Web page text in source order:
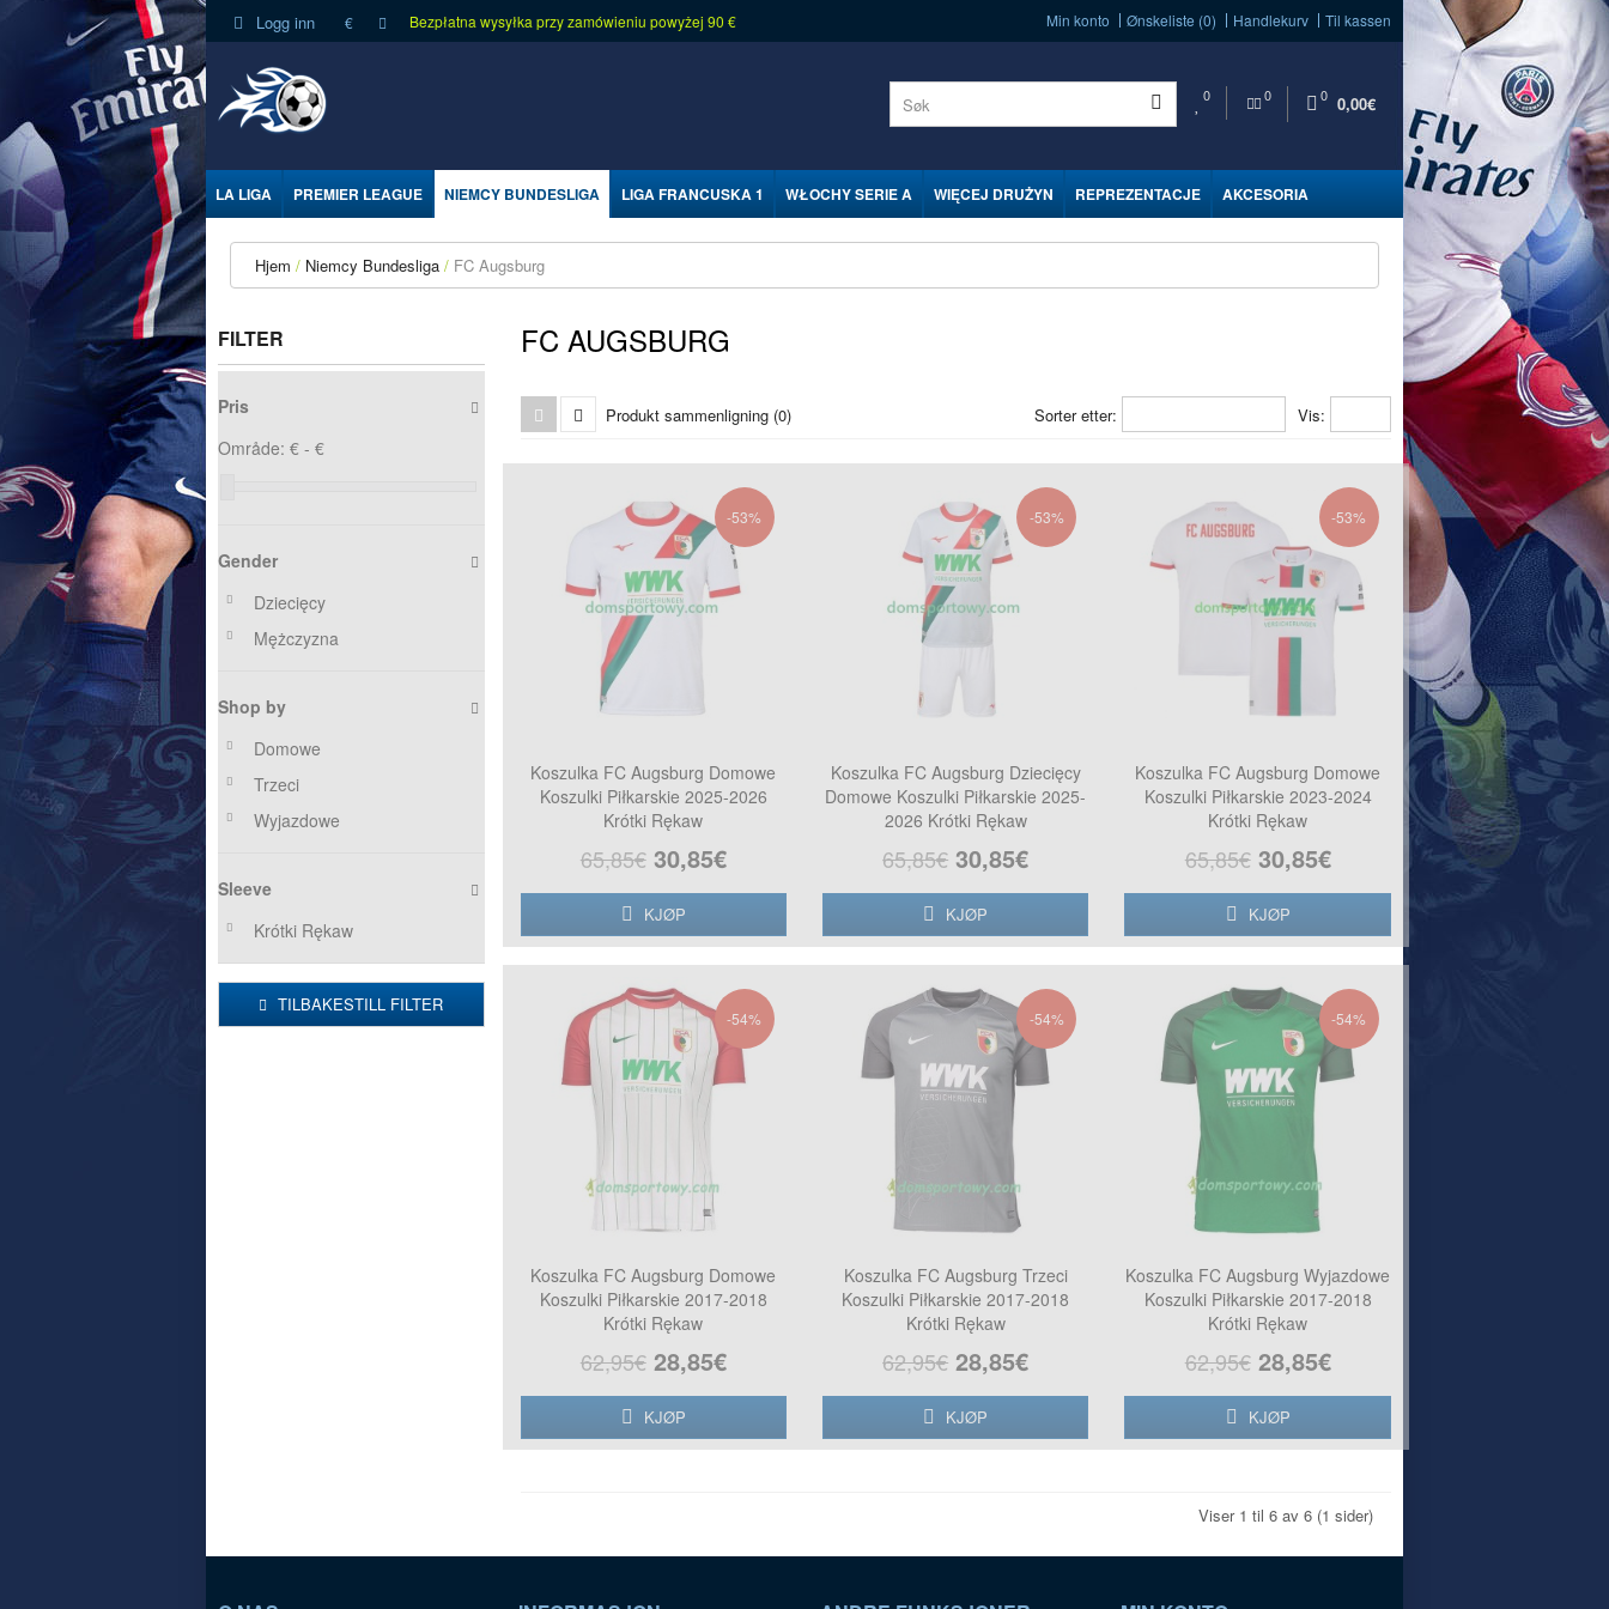
Logg inn € Bezpłatna wysyłka przy zamówieniu powyżej 90 € Min konto Ønskeliste (0) Handlekurv Til kassen
0 0 0 0,00€
LA LIGA PREMIER LEAGUE NIEMCY BUNDESLIGA LIGA FRANCUSKA 1 WŁOCHY SERIE A WIĘCEJ DRUŻYN REPREZENTACJE AKCESORIA
Hjem Niemcy Bundesliga FC Augsburg
FILTER
Pris
Område: € - €
Gender
Dziecięcy
Mężczyzna
Shop by
Domowe
Trzeci
Wyjazdowe
Sleeve
Krótki Rękaw
TILBAKESTILL FILTER
FC AUGSBURG
Vis:
Sorter etter:
Produkt sammenligning (0)
-53%
Koszulka FC Augsburg Domowe
Koszulki Piłkarskie 2025-2026
Krótki Rękaw
65,85€ 30,85€
KJØP
-53%
Koszulka FC Augsburg Dziecięcy
Domowe Koszulki Piłkarskie 2025-
2026 Krótki Rękaw
65,85€ 30,85€
KJØP
-53%
Koszulka FC Augsburg Domowe
Koszulki Piłkarskie 2023-2024
Krótki Rękaw
65,85€ 30,85€
KJØP
-54%
Koszulka FC Augsburg Domowe
Koszulki Piłkarskie 2017-2018
Krótki Rękaw
62,95€ 28,85€
KJØP
-54%
Koszulka FC Augsburg Trzeci
Koszulki Piłkarskie 2017-2018
Krótki Rękaw
62,95€ 28,85€
KJØP
-54%
Koszulka FC Augsburg Wyjazdowe
Koszulki Piłkarskie 2017-2018
Krótki Rękaw
62,95€ 28,85€
KJØP
Viser 1 til 6 av 6 (1 sider)